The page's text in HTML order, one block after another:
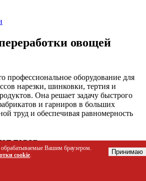
овощей
оборудование для
нарезки, шинковки, тертия и
Она решает задачу быстрого
и гарниров в больших
труд и обеспечивая равномерность
товар
повара в столовых, ресторанах
Вашим браузером.
cookie. Принимаю